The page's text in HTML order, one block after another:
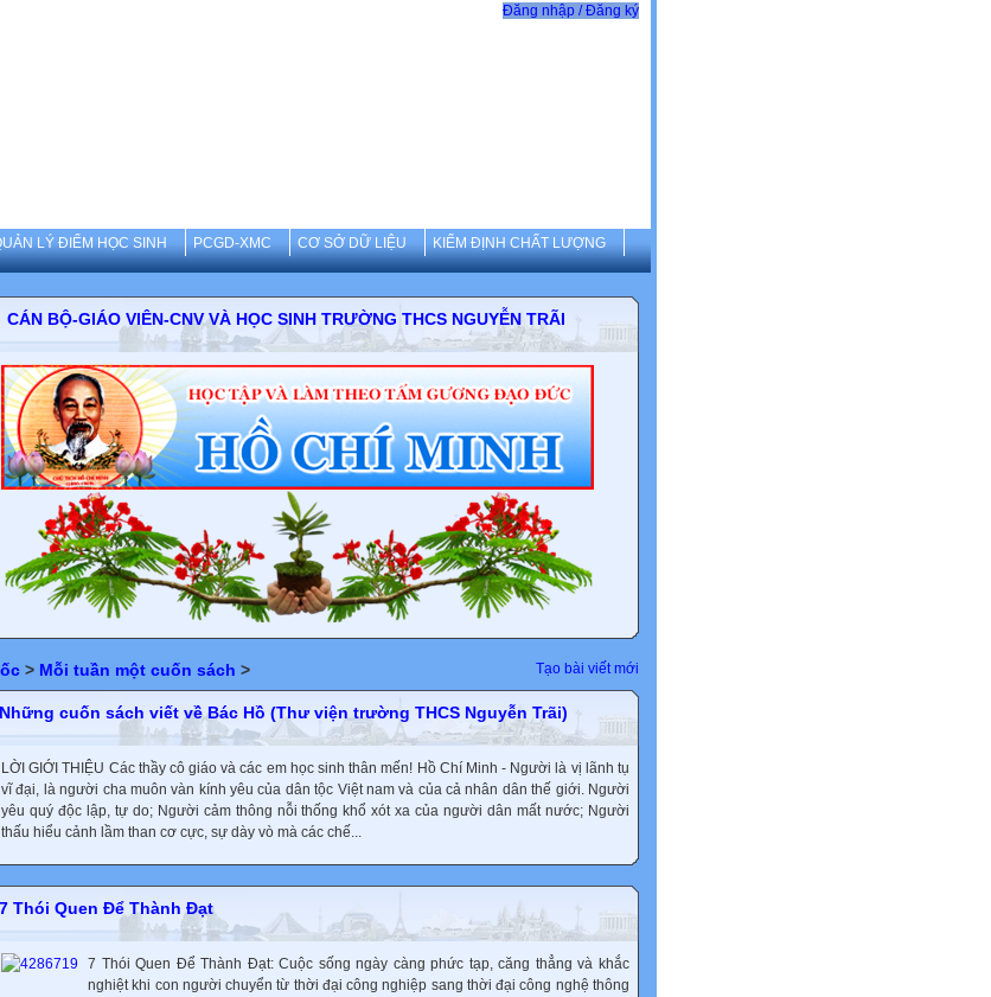
Đăng nhập / Đăng ký
LÝ ĐIỂM HỌC SINH PCGD-XMC CƠ SỞ DỮ LIỆU
KIỂM ĐỊNH CHẤT LƯỢNG
CÁN BỘ-GIÁO VIÊN-CNV VÀ HỌC SINH TRƯỜNG THCS NGUYỄN TRÃI
> Mỗi tuần một cuốn sách > Tạo bài viết mới
Những cuốn sách viết về Bác Hồ (Thư viện trường THCS Nguyễn Trãi)
LỜI GIỚI THIỆU Các thầy cô giáo và các em học sinh thân mến! Hồ Chí Minh - Người là vị lãnh tụ
vĩ đại, là người cha muôn vàn kính yêu của dân tộc Việt nam và của cả nhân dân thế giới. Người
yêu quý độc lập, tự do; Người cảm thông nỗi thống khổ xót xa của người dân mất nước; Người
thấu hiểu cảnh lầm than cơ cực, sự dày vò mà các chế...
7 Thói Quen Để Thành Đạt
7 Thói Quen Để Thành Đạt: Cuộc sống ngày càng phức tạp, căng thẳng và khắc
nghiệt khi con người chuyển từ thời đại công nghiệp sang thời đại công nghệ thông